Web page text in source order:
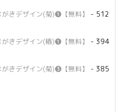
きデザイン(菊)❶【無料】
- 512
きデザイン(椿)❶【無料】
- 394
きデザイン(菊)❸【無料】
- 385